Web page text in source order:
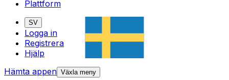
Plattform
SV
Logga in
Registrera
Hjälp
Hämta appen Växla meny